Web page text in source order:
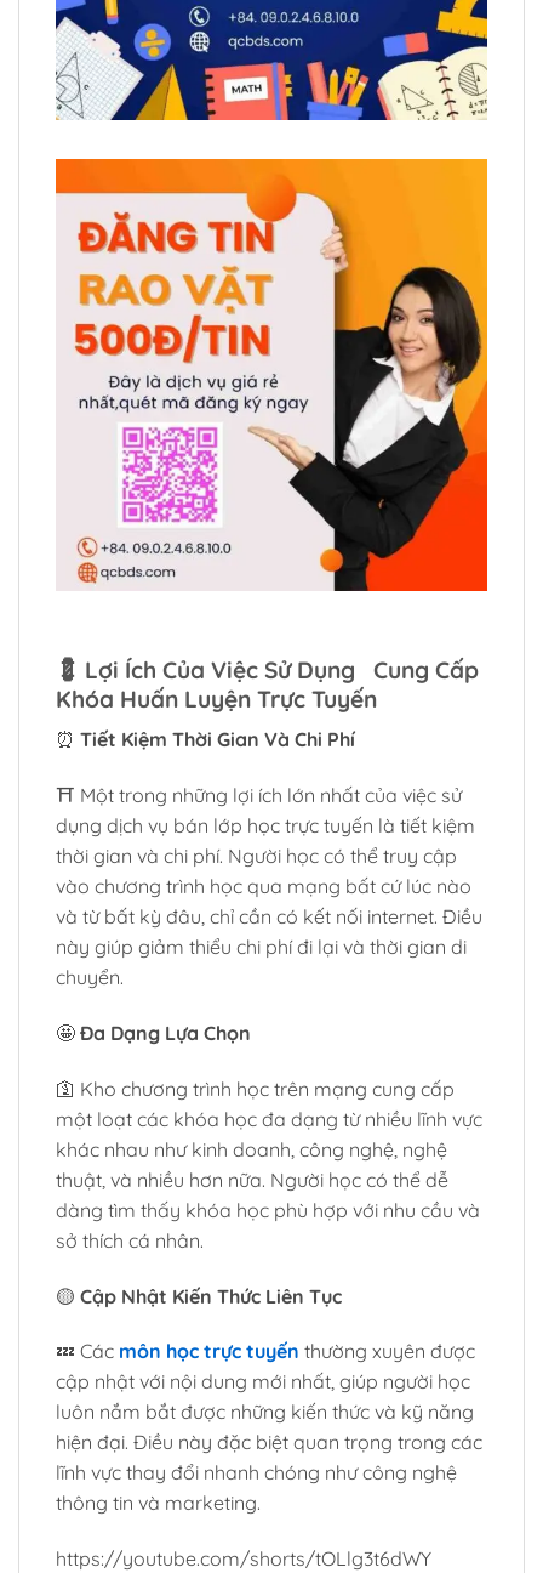
💈 Lợi Ích Của Việc Sử Dụng Cung Cấp
Khóa Huấn Luyện Trực Tuyến
⏰ Tiết Kiệm Thời Gian Và Chi Phí
⛩️ Một trong những lợi ích lớn nhất của việc sử
dụng dịch vụ bán lớp học trực tuyến là tiết kiệm
thời gian và chi phí. Người học có thể truy cập
vào chương trình học qua mạng bất cứ lúc nào
và từ bất kỳ đâu, chỉ cần có kết nối internet. Điều
này giúp giảm thiểu chi phí đi lại và thời gian di
chuyển.
🤩 Đa Dạng Lựa Chọn
🛐 Kho chương trình học trên mạng cung cấp
một loạt các khóa học đa dạng từ nhiều lĩnh vực
khác nhau như kinh doanh, công nghệ, nghệ
thuật, và nhiều hơn nữa. Người học có thể dễ
dàng tìm thấy khóa học phù hợp với nhu cầu và
sở thích cá nhân.
🟡 Cập Nhật Kiến Thức Liên Tục
💤 Các môn học trực tuyến thường xuyên được
cập nhật với nội dung mới nhất, giúp người học
luôn nắm bắt được những kiến thức và kỹ năng
hiện đại. Điều này đặc biệt quan trọng trong các
lĩnh vực thay đổi nhanh chóng như công nghệ
thông tin và marketing.
https://youtube.com/shorts/tOLlg3t6dWY